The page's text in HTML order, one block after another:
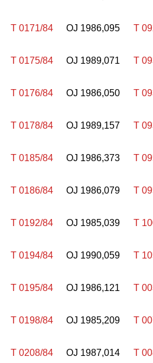
T 0171/84 OJ 1986,095 T
T 0175/84 OJ 1989,071 T
T 0176/84 OJ 1986,050 T
T 0178/84 OJ 1989,157 T
T 0185/84 OJ 1986,373 T
T 0186/84 OJ 1986,079 T
T 0192/84 OJ 1985,039 T
T 0194/84 OJ 1990,059 T
T 0195/84 OJ 1986,121 T
T 0198/84 OJ 1985,209 T
T 0208/84 OJ 1987,014 T